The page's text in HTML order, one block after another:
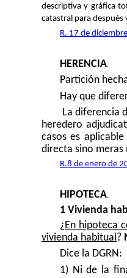
descriptiva y gráfica
catastral para
R. 17 de
HERENCIA.
Partición
Hay que
La diferencia
heredero
casos es
directa sino meras
R.8 de enero de
HIPOTECA.
1 Vivienda
¿En hipoteca
vivienda habitual?
Dice la DGRN:
1) Ni de la